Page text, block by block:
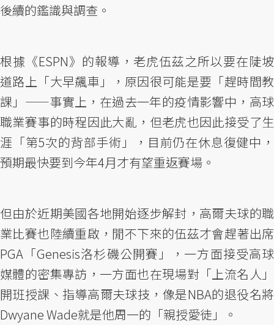
後續的鑑識與調查。
根據《ESPN》的報導，老虎伍茲之所以要在陡坡
道路上「大早飆車」，原因很可能是要「趕時間教
課」——事實上，在過去一年的疫情影響中，高球
職業賽事的時程因此大亂，但老虎也因此接受了生
涯「第5次的背部手術」，目前仍在休息復健中，
預期最快要到今年4月才有望重返賽場。
但由於近期美國各地開始逐步解封，高爾夫球的職
業比賽也陸續重啟，閒不下來的伍茲才會趕著出席
PGA「Genesis洛杉磯公開賽」，一方面接受高球
媒體的密集專訪，一方面也在現場對「上流名人」
開班授課、指導高爾夫球技，像是NBA的退役名將
Dwyane Wade就是他周一的「親授愛徒」。